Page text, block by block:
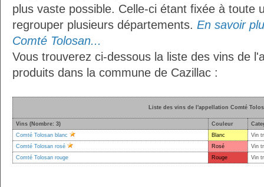
plus vaste possible. Celle-ci étant fixée à toute
regrouper plusieurs départements. En savoir
Comté Tolosan...
Vous trouverez ci-dessous la liste des vins de
produits dans la commune de Cazillac :
Liste des vins de l'appellation Comté
Vins (Nombre: 3) Couleur
Comté Tolosan blanc
Blanc
Vin
Comté Tolosan rosé
Rosé
Vin
Comté Tolosan rouge
Rouge Vin